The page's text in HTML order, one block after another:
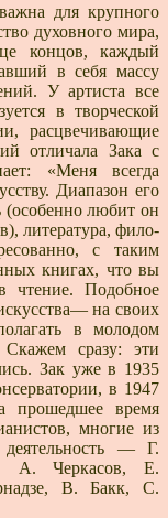
для крупного
духовного мира,
концов, каждый
в себя массу
У артиста все
в творческой
расцвечивающие
отличала Зака с
«Меня всегда
Диапазон его
любит он
литература, фило­
с таким
книгах, что вы
чтение. Подобное
на своих
в молодом
сразу: эти
Зак уже в 1935
в 1947
прошедшее время
многие из
— Г.
А. Черкасов, Е.
В. Бакк, С.